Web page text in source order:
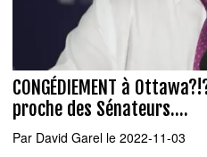
CONGÉDIEMENT à
proche des Sénateurs....
Par David Garel le 2022-11-03